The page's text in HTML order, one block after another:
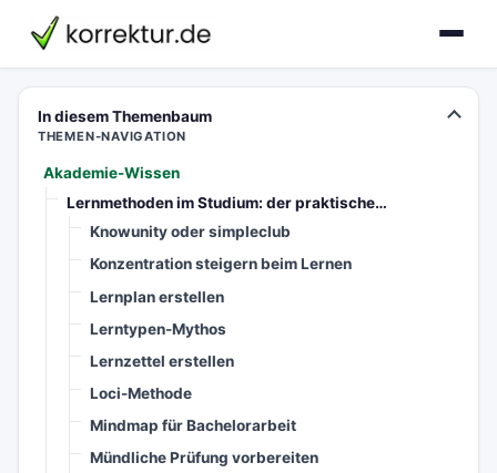
korrektur.de
In diesem Themenbaum
THEMEN-NAVIGATION
Akademie-Wissen
Lernmethoden im Studium: der praktische…
Knowunity oder simpleclub
Konzentration steigern beim Lernen
Lernplan erstellen
Lerntypen-Mythos
Lernzettel erstellen
Loci-Methode
Mindmap für Bachelorarbeit
Mündliche Prüfung vorbereiten